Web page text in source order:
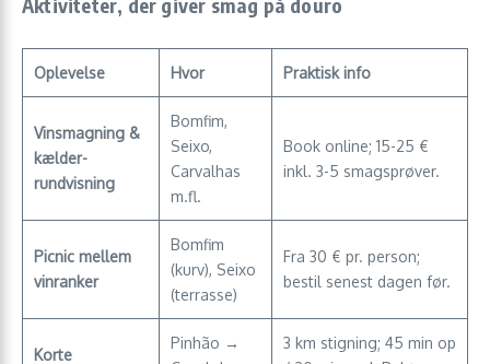
Oplevelse Hvor Praktisk info
Vinsmagning &
kælder­
rundvisning
Bomfim,
Seixo,
Carvalhas
m.fl.
Book online; 15-25 €
inkl. 3-5 smagsprøver.
Picnic mellem
vinranker
Bomfim
(kurv), Seixo
(terrasse)
Fra 30 € pr. person;
bestil senest dagen før.
Korte
Pinhão →
3 km stigning; 45 min op